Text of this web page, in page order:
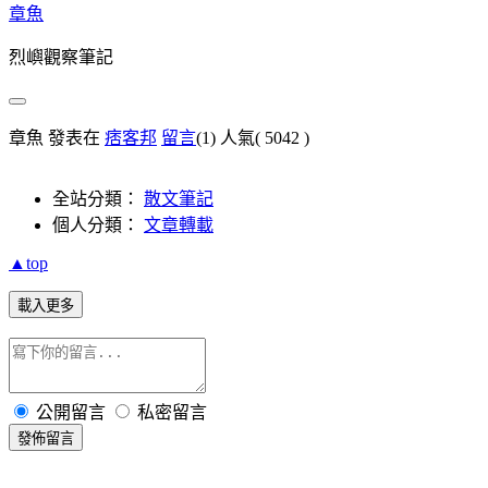
章魚
烈嶼觀察筆記
章魚 發表在 痞客邦 留言(1) 人氣( 5042 )
全站分類： 散文筆記
個人分類： 文章轉載
▲top
載入更多
公開留言 私密留言
發佈留言